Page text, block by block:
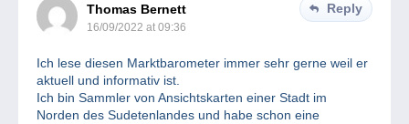
Thomas Bernett
16/09/2022 at 09:36
Reply
Ich lese diesen Marktbarometer immer sehr gerne weil er
aktuell und informativ ist.
Ich bin Sammler von Ansichtskarten einer Stadt im
Norden des Sudetenlandes und habe schon eine